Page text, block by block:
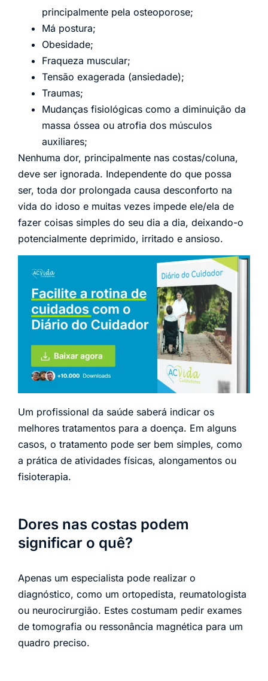
principalmente pela osteoporose;
Má postura;
Obesidade;
Fraqueza muscular;
Tensão exagerada (ansiedade);
Traumas;
Mudanças fisiológicas como a diminuição da
massa óssea ou atrofia dos músculos
auxiliares;
Nenhuma dor, principalmente nas costas/coluna,
deve ser ignorada. Independente do que possa
ser, toda dor prolongada causa desconforto na
vida do idoso e muitas vezes impede ele/ela de
fazer coisas simples do seu dia a dia, deixando-o
potencialmente deprimido, irritado e ansioso.
Um profissional da saúde saberá indicar os
melhores tratamentos para a doença. Em alguns
casos, o tratamento pode ser bem simples, como
a prática de atividades físicas, alongamentos ou
fisioterapia.
Dores nas costas podem
significar o quê?
Apenas um especialista pode realizar o
diagnóstico, como um ortopedista, reumatologista
ou neurocirurgião. Estes costumam pedir exames
de tomografia ou ressonância magnética para um
quadro preciso.